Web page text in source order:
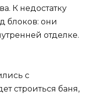
К недостатку
блоков: они
отделке.
с
строиться баня,